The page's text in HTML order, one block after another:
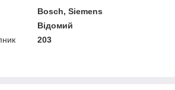
Bosch, Siemens
Відомий
203